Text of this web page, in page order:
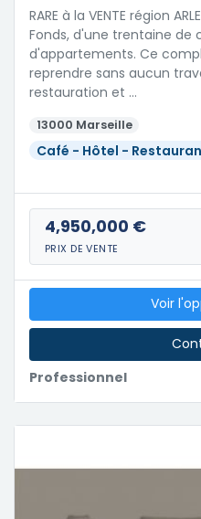
RARE à la VENTE région
Fonds, d'une trentaine de
d'appartements. Ce
reprendre sans aucun
restauration et …
13000 Marseille
Café - Hôtel -
4,950,000 €
PRIX DE VENTE
Professionnel
Voir